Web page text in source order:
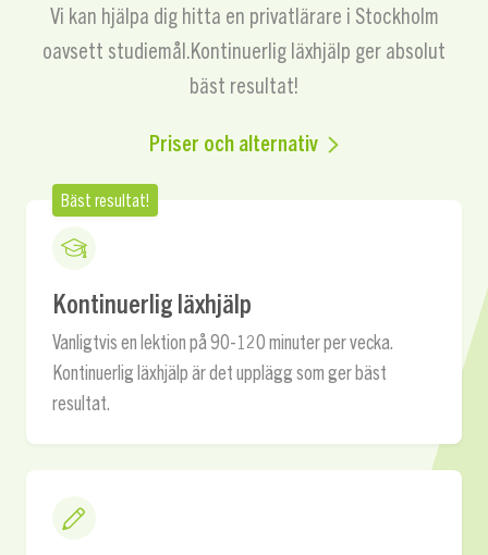
Vi kan hjälpa dig hitta en privatlärare i Stockholm
oavsett studiemål.Kontinuerlig läxhjälp ger absolut
bäst resultat!
Priser och alternativ
Bäst resultat!
Kontinuerlig läxhjälp
Vanligtvis en lektion på 90-120 minuter per vecka.
Kontinuerlig läxhjälp är det upplägg som ger bäst
resultat.